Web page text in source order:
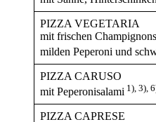
PIZZA VEGETARIA
mit frischen
milden Peperoni und
PIZZA CARUSO
mit Peperonisalami 1), 3),
PIZZA CAPRESE